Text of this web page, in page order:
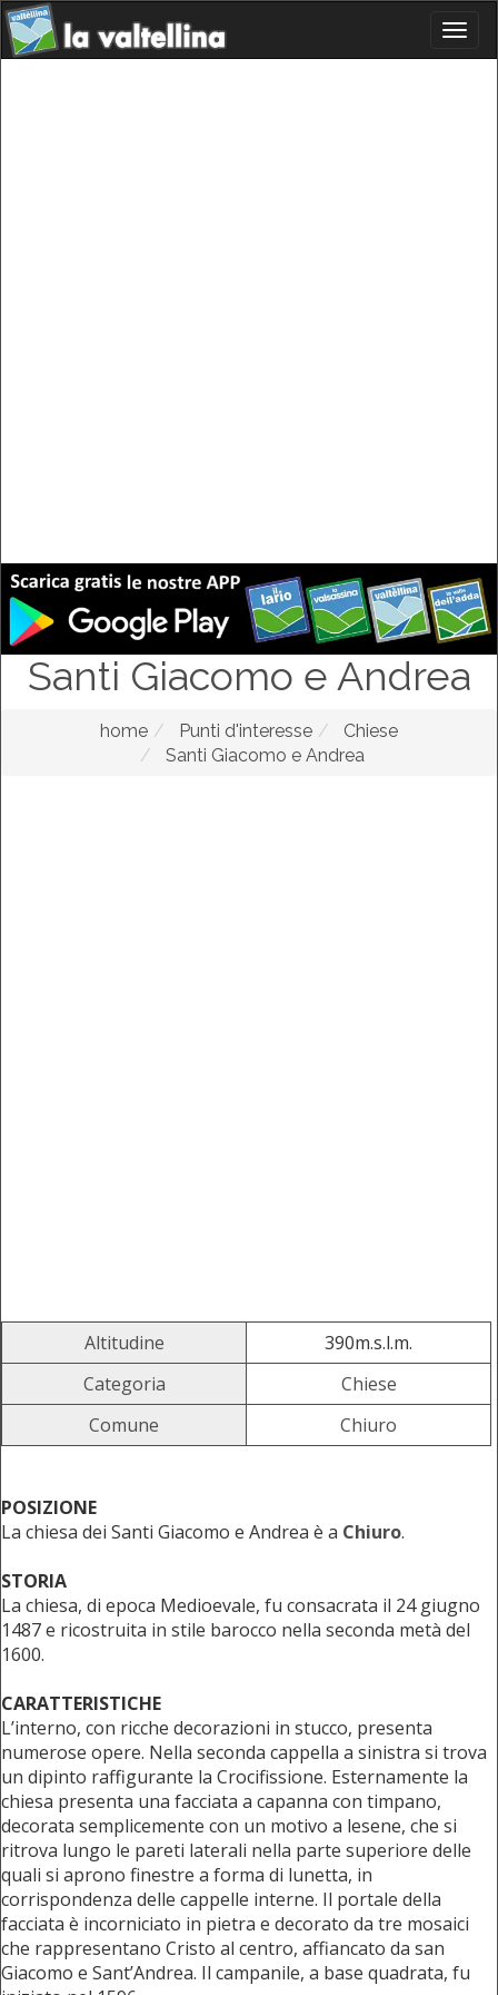
Santi Giacomo e Andrea
home Punti d'interesse
Chiese
Santi Giacomo e Andrea
Altitudine
390m.s.l.m.
Categoria
Chiese
Comune
Chiuro
POSIZIONE
La chiesa dei Santi Giacomo e Andrea è a Chiuro.
STORIA
La chiesa, di epoca Medioevale, fu consacrata il 24 giugno
1487 e ricostruita in stile barocco nella seconda metà del
1600.
CARATTERISTICHE
L’interno, con ricche decorazioni in stucco, presenta
numerose opere. Nella seconda cappella a sinistra si trova
un dipinto raffigurante la Crocifissione. Esternamente la
chiesa presenta una facciata a capanna con timpano,
decorata semplicemente con un motivo a lesene, che si
ritrova lungo le pareti laterali nella parte superiore delle
quali si aprono finestre a forma di lunetta, in
corrispondenza delle cappelle interne. Il portale della
facciata è incorniciato in pietra e decorato da tre mosaici
che rappresentano Cristo al centro, affiancato da san
Giacomo e Sant’Andrea. Il campanile, a base quadrata, fu